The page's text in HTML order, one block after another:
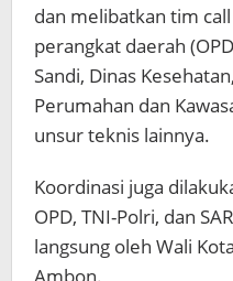
dan melibatkan tim
perangkat daerah
Sandi, Dinas
Perumahan dan
unsur teknis lainnya.
Koordinasi juga
OPD, TNI-Polri, dan
langsung oleh Wali